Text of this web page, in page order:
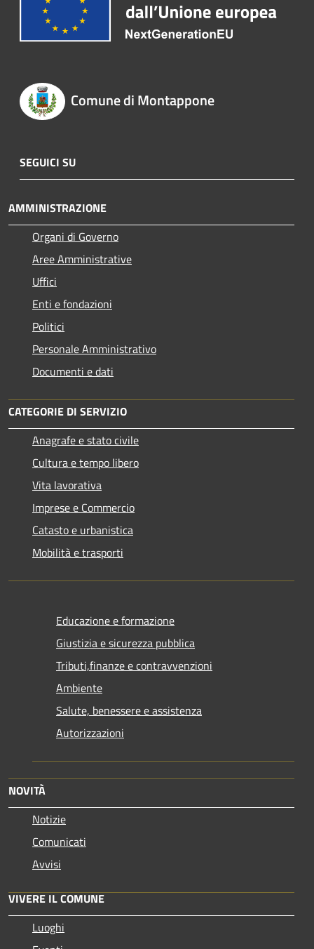
Comune di Montappone
SEGUICI SU
AMMINISTRAZIONE
Organi di Governo
Aree Amministrative
Uffici
Enti e fondazioni
Politici
Personale Amministrativo
Documenti e dati
CATEGORIE DI SERVIZIO
Anagrafe e stato civile
Cultura e tempo libero
Vita lavorativa
Imprese e Commercio
Catasto e urbanistica
Mobilità e trasporti
Educazione e formazione
Giustizia e sicurezza pubblica
Tributi,finanze e contravvenzioni
Ambiente
Salute, benessere e assistenza
Autorizzazioni
NOVITÀ
Notizie
Comunicati
Avvisi
VIVERE IL COMUNE
Luoghi